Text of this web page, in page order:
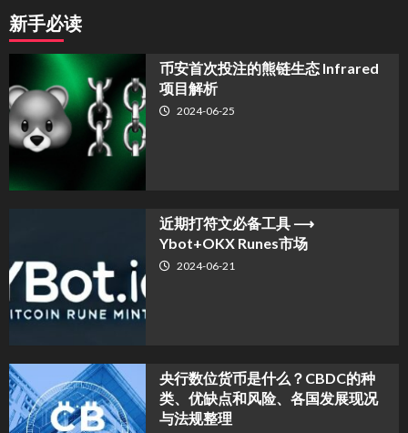
新手必读
币安首次投注的熊链生态 Infrared
项目解析
2024-06-25
近期打符文必备工具 ⟶
Ybot+OKX Runes市场
2024-06-21
央行数位货币是什么？CBDC的种
类、优缺点和风险、各国发展现况
与法规整理